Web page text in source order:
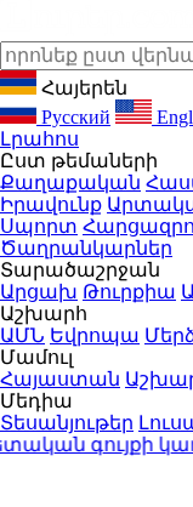
Հայերեն
Русский
Լրահոս
Ըստ թեմաների
Քաղաքական
Իրավունք
Սպորտ
Ծաղրանկարներ
Տարածաշրջան
Արցախ Թուրքիա
Աշխարհ
ԱՄՆ Եվրոպա
Մամուլ
Հայաստան
Մեդիա
Տեսանյութեր
գույքի